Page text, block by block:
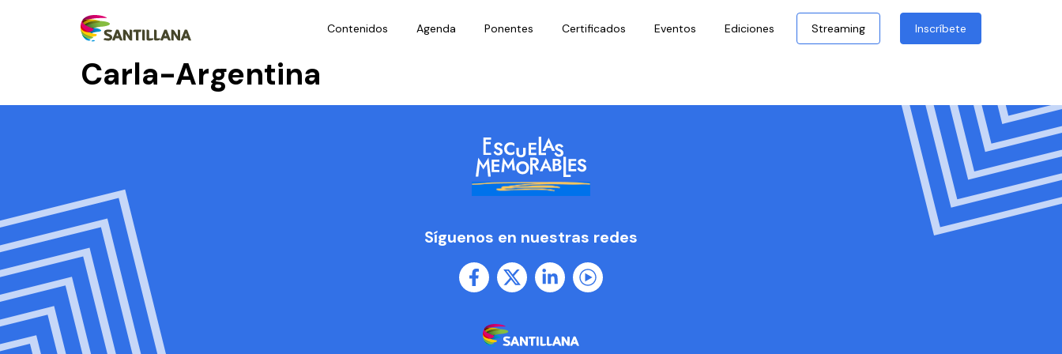
Contenidos Agenda Ponentes Certificados Eventos Ediciones Streaming Inscríbete
Carla-Argentina
Síguenos en nuestras redes